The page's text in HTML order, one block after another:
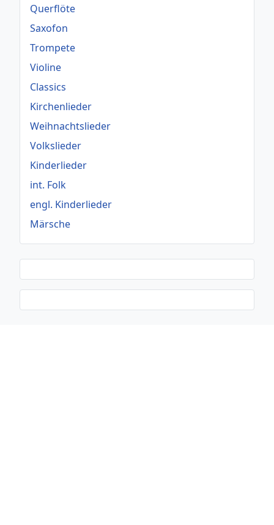
Querflöte
Saxofon
Trompete
Violine
Classics
Kirchenlieder
Weihnachtslieder
Volkslieder
Kinderlieder
int. Folk
engl. Kinderlieder
Märsche